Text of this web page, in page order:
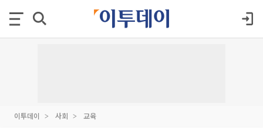
이투데이 사회 교육